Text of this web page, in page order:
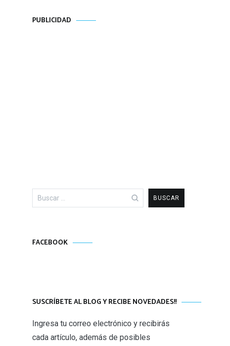
PUBLICIDAD
Buscar:
FACEBOOK
SUSCRÍBETE AL BLOG Y RECIBE NOVEDADES!!
Ingresa tu correo electrónico y recibirás
cada artículo, además de posibles